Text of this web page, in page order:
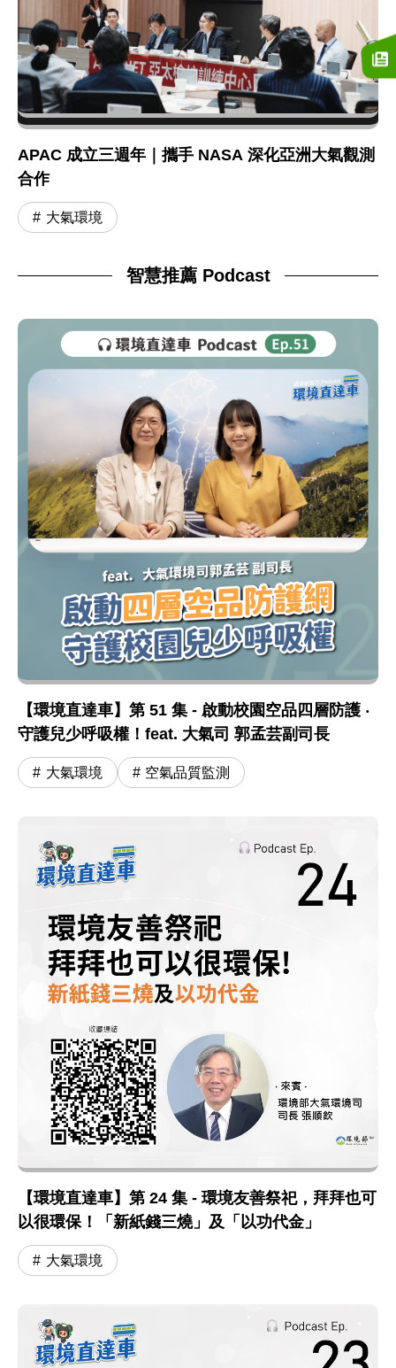
APAC 成立三週年｜攜手 NASA 深化亞洲大氣觀測
合作
大氣環境
智慧推薦 Podcast
【環境直達車】第 51 集 - 啟動校園空品四層防護 ‧
守護兒少呼吸權！feat. 大氣司 郭孟芸副司長
大氣環境 空氣品質監測
【環境直達車】第 24 集 - 環境友善祭祀，拜拜也可
以很環保！「新紙錢三燒」及「以功代金」
大氣環境